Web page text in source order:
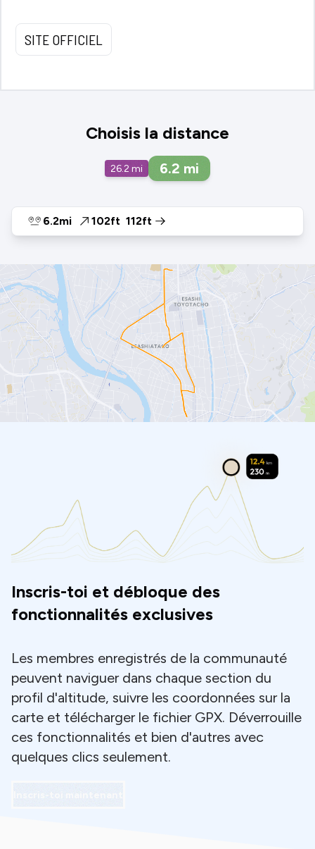
SITE OFFICIEL
Choisis la distance
26.2 mi 6.2 mi
6.2mi 102ft 112ft
Inscris-toi et débloque des
fonctionnalités exclusives
Les membres enregistrés de la communauté
peuvent naviguer dans chaque section du
profil d'altitude, suivre les coordonnées sur la
carte et télécharger le fichier GPX. Déverrouille
ces fonctionnalités et bien d'autres avec
quelques clics seulement.
Inscris-toi maintenant